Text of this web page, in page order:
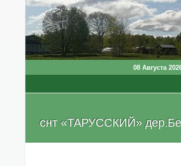
08 Августа
снт «ТАРУССКИЙ»